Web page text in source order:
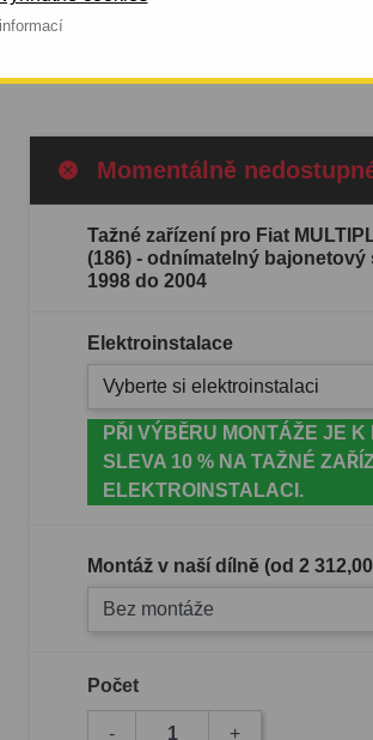
do 2004.
Momentálně
Tažné zařízení pro Fiat
(186) - odnímatelný bajonetový
1998 do 2004
Elektroinstalace
Vyberte si elektroinstalaci
PŘI VÝBĚRU MONTÁŽE JE
SLEVA 10 % NA TAŽNÉ
ELEKTROINSTALACI.
Montáž v naší dílně (od 2
Bez montáže
Počet
- +